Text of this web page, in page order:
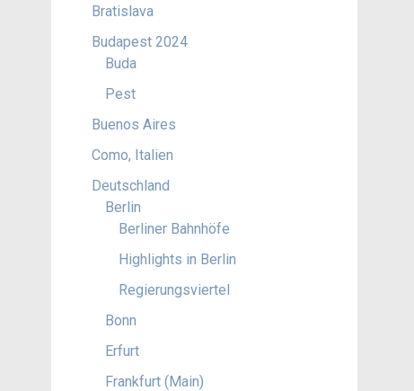
Bratislava
Budapest 2024
Buda
Pest
Buenos Aires
Como, Italien
Deutschland
Berlin
Berliner Bahnhöfe
Highlights in Berlin
Regierungsviertel
Bonn
Erfurt
Frankfurt (Main)